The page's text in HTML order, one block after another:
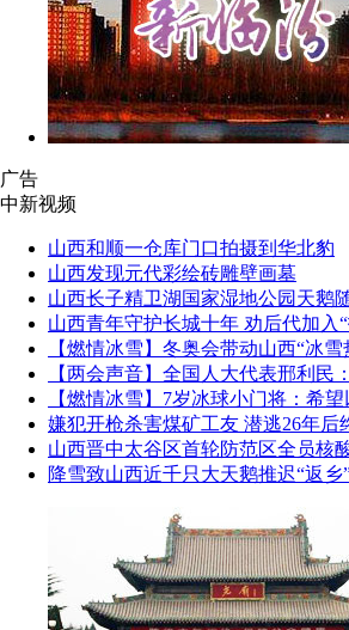
广告
中新视频
山西和顺一仓库门口拍摄到华北豹
山西发现元代彩绘砖雕壁画墓
山西长子精卫湖国家湿地公园天鹅
山西青年守护长城十年 劝后代加入
【燃情冰雪】冬奥会带动山西“冰雪
【两会声音】全国人大代表邢利民
【燃情冰雪】7岁冰球小门将：希
嫌犯开枪杀害煤矿工友 潜逃26年后
山西晋中太谷区首轮防范区全员核
降雪致山西近千只大天鹅推迟“返乡